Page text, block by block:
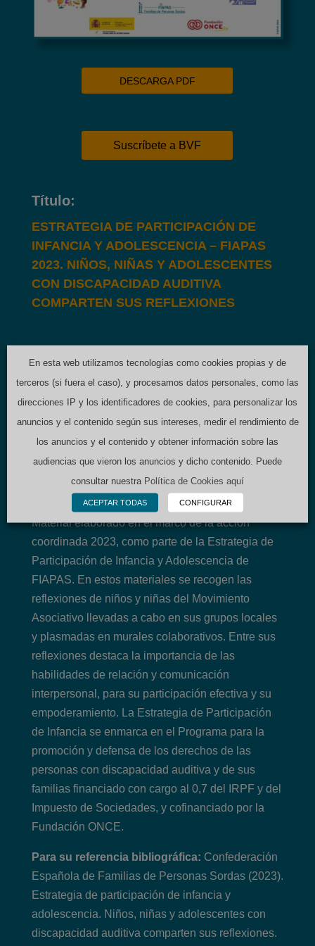
DESCARGA PDF
Suscríbete a BVF
Título:
ESTRATEGIA DE PARTICIPACIÓN DE
INFANCIA Y ADOLESCENCIA – FIAPAS
2023. NIÑOS, NIÑAS Y ADOLESCENTES
CON DISCAPACIDAD AUDITIVA
COMPARTEN SUS REFLEXIONES
Autor: Confederación Española de Familias
de Personas Sordas - FIAPAS
Año: 2023
Idioma : Español
Páginas: 1
Contenido:
Material elaborado en el marco de la acción
coordinada 2023, como parte de la Estrategia de
Participación de Infancia y Adolescencia de
FIAPAS. En estos materiales se recogen las
reflexiones de niños y niñas del Movimiento
Asociativo llevadas a cabo en sus grupos locales
y plasmadas en murales colaborativos. Entre sus
reflexiones destaca la importancia de las
habilidades de relación y comunicación
interpersonal, para su participación efectiva y su
empoderamiento.​ La Estrategia de Participación
de Infancia se enmarca en el Programa para la
promoción y defensa de los derechos de las
personas con discapacidad auditiva y de sus
familias financiado con cargo al 0,7 del IRPF y del
Impuesto de Sociedades, y cofinanciado por la
Fundación ONCE.
Para su referencia bibliográfica: Confederación
Española de Familias de Personas Sordas (2023).
Estrategia de participación de infancia y
adolescencia. Niños, niñas y adolescentes con
discapacidad auditiva comparten sus reflexiones.
En esta web utilizamos tecnologías como cookies propias y de
terceros (si fuera el caso), y procesamos datos personales, como las
direcciones IP y los identificadores de cookies, para personalizar los
anuncios y el contenido según sus intereses, medir el rendimiento de
los anuncios y el contenido y obtener información sobre las
audiencias que vieron los anuncios y dicho contenido. Puede
consultar nuestra Política de Cookies aquí
ACEPTAR TODAS CONFIGURAR